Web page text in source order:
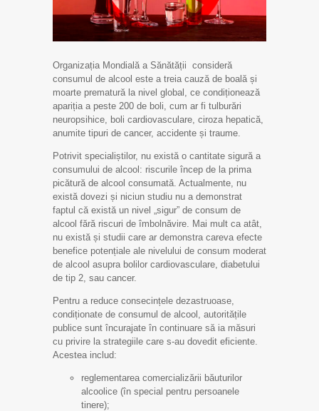
Organizația Mondială a Sănătății consideră
consumul de alcool este a treia cauză de boală și
moarte prematură la nivel global, ce condiționează
apariția a peste 200 de boli, cum ar fi tulburări
neuropsihice, boli cardiovasculare, ciroza hepatică,
anumite tipuri de cancer, accidente și traume.
Potrivit specialiștilor, nu există o cantitate sigură a
consumului de alcool: riscurile încep de la prima
picătură de alcool consumată. Actualmente, nu
există dovezi și niciun studiu nu a demonstrat
faptul că există un nivel „sigur” de consum de
alcool fără riscuri de îmbolnăvire. Mai mult ca atât,
nu există și studii care ar demonstra careva efecte
benefice potențiale ale nivelului de consum moderat
de alcool asupra bolilor cardiovasculare, diabetului
de tip 2, sau cancer.
Pentru a reduce consecințele dezastruoase,
condiționate de consumul de alcool, autoritățile
publice sunt încurajate în continuare să ia măsuri
cu privire la strategiile care s-au dovedit eficiente.
Acestea includ:
reglementarea comercializării băuturilor
alcoolice (în special pentru persoanele
tinere);